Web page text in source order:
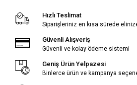
Hızlı Teslimat
Siparişleriniz en kısa sürede
Güvenli Alışveriş
Güvenli ve kolay ödeme sistemi
Geniş Ürün Yelpazesi
Binlerce ürün ve kampanya